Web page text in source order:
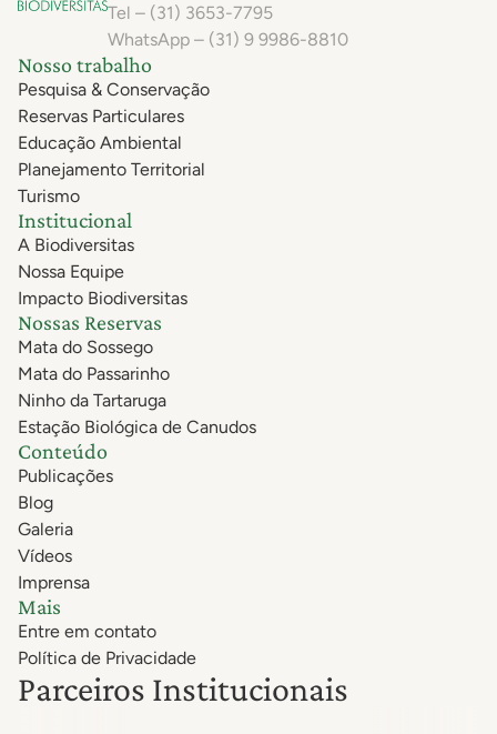
Tel – (31) 3653-7795
WhatsApp – (31) 9 9986-8810
Nosso trabalho
Pesquisa & Conservação
Reservas Particulares
Educação Ambiental
Planejamento Territorial
Turismo
Institucional
A Biodiversitas
Nossa Equipe
Impacto Biodiversitas
Nossas Reservas
Mata do Sossego
Mata do Passarinho
Ninho da Tartaruga
Estação Biológica de Canudos
Parceiros Institucionais
Conteúdo
Publicações
Blog
Galeria
Vídeos
Imprensa
Mais
Entre em contato
Política de Privacidade